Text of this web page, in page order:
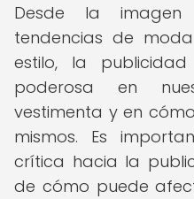
Desde la
tendencias de
estilo, la
poderosa en
vestimenta y en
mismos. Es
crítica hacia la
de cómo puede